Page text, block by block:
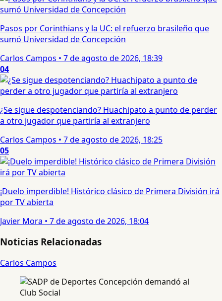
Pasos por Corinthians y la UC: el refuerzo brasileño que
sumó Universidad de Concepción
Carlos Campos • 7 de agosto de 2026, 18:39
04
¿Se sigue despotenciando? Huachipato a punto de perder
a otro jugador que partiría al extranjero
Carlos Campos • 7 de agosto de 2026, 18:25
05
¡Duelo imperdible! Histórico clásico de Primera División irá
por TV abierta
Javier Mora • 7 de agosto de 2026, 18:04
Noticias Relacionadas
Carlos Campos